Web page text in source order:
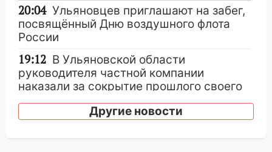
20:04 Ульяновцев приглашают на забег,
посвящённый Дню воздушного флота
России
19:12 В Ульяновской области
руководителя частной компании
наказали за сокрытие прошлого своего
сотрудник
18:02 В Ульяновск едут звезды
Другие новости